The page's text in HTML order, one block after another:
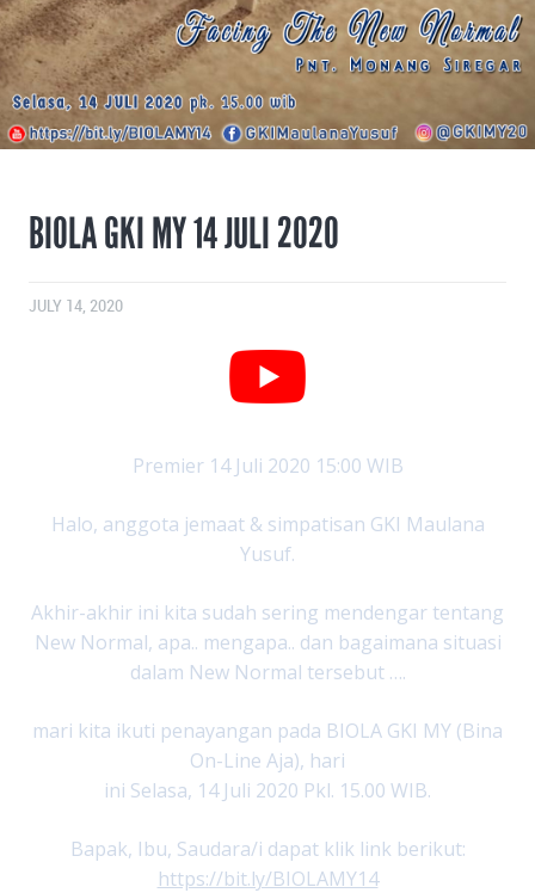
BIOLA GKI MY 14 JULI 2020
JULY 14, 2020
Premier 14 Juli 2020 15:00 WIB
Halo, anggota jemaat & simpatisan GKI Maulana
Yusuf.
Akhir-akhir ini kita sudah sering mendengar tentang
New Normal, apa.. mengapa.. dan bagaimana situasi
dalam New Normal tersebut ….
mari kita ikuti penayangan pada BIOLA GKI MY (Bina
On-Line Aja), hari
ini Selasa, 14 Juli 2020 Pkl. 15.00 WIB.
Bapak, Ibu, Saudara/i dapat klik link berikut:
https://bit.ly/BIOLAMY14